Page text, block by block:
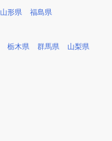
山形県 福島県
栃木県 群馬県 山梨県